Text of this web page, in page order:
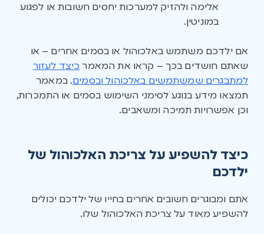
אלימה ולהזיק למערכות יחסים חשובות או לפגוע
במוניטין.
אם ילדכם משתמש באלכוהול או בסמים אחרים – או
שאתם חושדים בכך – קראו את המאמר כיצד לעזור
למתבגרים שמשתמשים באלכוהול ובסמים. במאמר
תמצאו מידע בנוגע לסימני השימוש בסמים או התמכרות,
וכן אפשרויות תמיכה ומשאבים.
כיצד להשפיע על צריכת האלכוהול של
ילדכם
אתם ומבוגרים חשובים אחרים בחייו של ילדכם יכולים
להשפיע מאוד על צריכת האלכוהול שלו.